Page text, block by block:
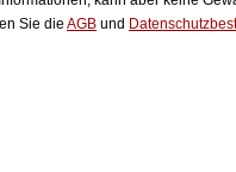
Sie die AGB und